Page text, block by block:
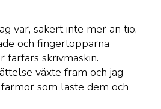
var, säkert inte mer än tio,
och fingertopparna
farfars skrivmaskin.
växte fram och jag
som läste dem och